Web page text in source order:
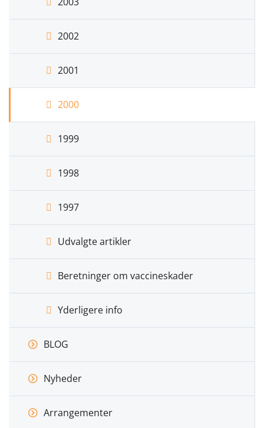
2002
2001
2000
1999
1998
1997
Udvalgte artikler
Beretninger om vaccineskader
Yderligere info
BLOG
Nyheder
Arrangementer